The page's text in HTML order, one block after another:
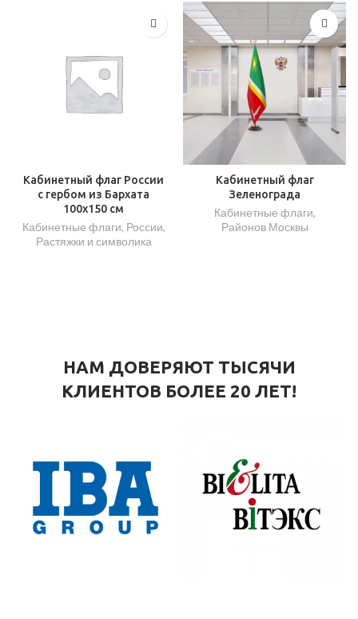
Кабинетный флаг России
с гербом из Бархата
100х150 см
Кабинетные флаги, России,
Растяжки и символика
Кабинетный флаг
Зеленограда
Кабинетные флаги,
Районов Москвы
НАМ ДОВЕРЯЮТ ТЫСЯЧИ
КЛИЕНТОВ БОЛЕЕ 20 ЛЕТ!